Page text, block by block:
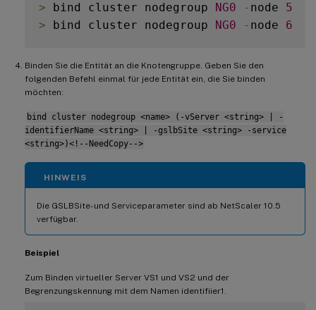
> bind cluster nodegroup NG0 - node 5
> bind cluster nodegroup NG0 - node 6
Binden Sie die Entität an die Knotengruppe. Geben Sie den
folgenden Befehl einmal für jede Entität ein, die Sie binden
möchten:
bind cluster nodegroup <name> (-vServer <string> | -
identifierName <string> | -gslbSite <string> -service
<string>)<!--NeedCopy-->
HINWEIS
Die GSLBSite- und Serviceparameter sind ab NetScaler 10.5
verfügbar.
Beispiel
Zum Binden virtueller Server VS1 und VS2 und der
Begrenzungskennung mit dem Namen identifiier1.